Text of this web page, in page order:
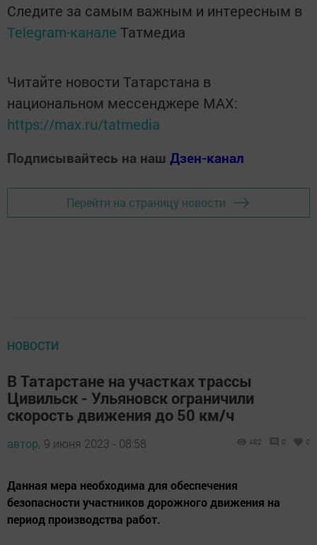
Следите за самым важным и интересным в
Telegram-канале Татмедиа
Читайте новости Татарстана в
национальном мессенджере MАХ:
https://max.ru/tatmedia
Подписывайтесь на наш Дзен-канал
Перейти на страницу новости
НОВОСТИ
В Татарстане на участках трассы
Цивильск - Ульяновск ограничили
скорость движения до 50 км/ч
автор, 9 июня 2023 - 08:58 482 0 0
Данная мера необходима для обеспечения
безопасности участников дорожного движения на
период производства работ.